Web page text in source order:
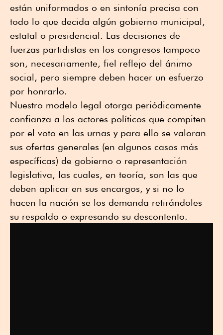
están uniformados o en sintonía precisa con
todo lo que decida algún gobierno municipal,
estatal o presidencial. Las decisiones de
fuerzas partidistas en los congresos tampoco
son, necesariamente, fiel reflejo del ánimo
social, pero siempre deben hacer un esfuerzo
por honrarlo.
Nuestro modelo legal otorga periódicamente
confianza a los actores políticos que compiten
por el voto en las urnas y para ello se valoran
sus ofertas generales (en algunos casos más
específicas) de gobierno o representación
legislativa, las cuales, en teoría, son las que
deben aplicar en sus encargos, y si no lo
hacen la nación se los demanda retirándoles
su respaldo o expresando su descontento.